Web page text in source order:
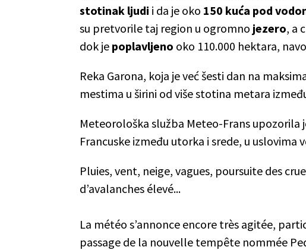
stotinak ljudi i da je oko 150 kuća pod
su pretvorile taj region u ogromno jezero, a
dok je poplavljeno oko 110.000 hektara,
Reka Garona, koja je već šesti dan na
mestima u širini od više stotina metara
Meteorološka služba Meteo-Frans upozorila
Francuske između utorka i srede, u uslovima
Pluies, vent, neige, vagues, poursuite des
d’avalanches élevé...
La météo s’annonce encore très agitée,
passage de la nouvelle tempête nommée